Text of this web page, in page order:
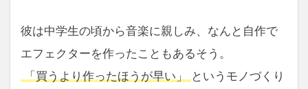
彼は中学生の頃から音楽に親しみ、なんと自作で
エフェクターを作ったこともあるそう。
「買うより作ったほうが早い」 というモノづくり